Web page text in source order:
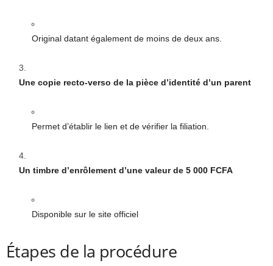
Original datant également de moins de deux ans.
Une copie recto-verso de la pièce d’identité d’un parent
Permet d’établir le lien et de vérifier la filiation.
Un timbre d’enrôlement d’une valeur de 5 000 FCFA
Disponible sur le site officiel
Étapes de la procédure